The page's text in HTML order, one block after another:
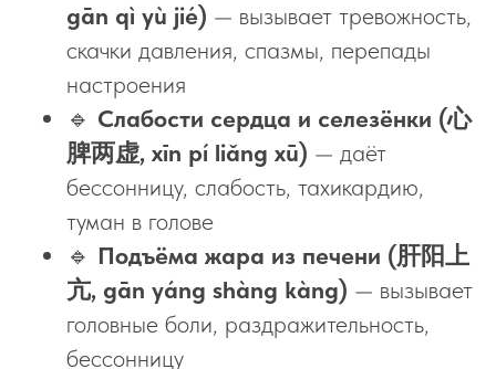
gān qì yù jié) — вызывает тревожность,
скачки давления, спазмы, перепады
настроения
🔹 Слабости сердца и селезёнки (心
脾两虚, xīn pí liǎng xū) — даёт
бессонницу, слабость, тахикардию,
туман в голове
🔹 Подъёма жара из печени (肝阳上
亢, gān yáng shàng kàng) — вызывает
головные боли, раздражительность,
бессонницу